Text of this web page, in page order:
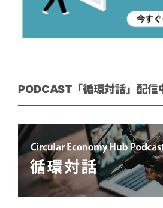
PODCAST「循環対話」配信